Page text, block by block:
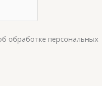
обработке персональных